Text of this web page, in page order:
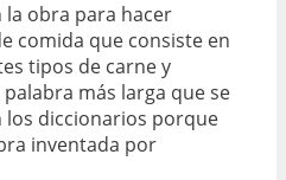
la obra para hacer
comida que consiste en
tipos de carne y
más larga que se
los diccionarios porque
inventada por